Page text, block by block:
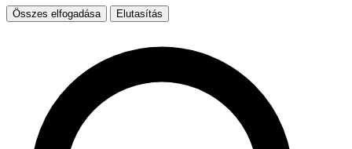
Összes elfogadása Elutasítás